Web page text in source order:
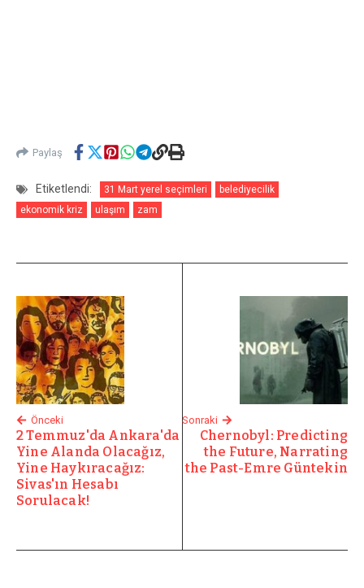
Paylaş
Etiketlendi: 31 Mart yerel seçimleri
belediyecilik
ekonomik kriz
ulaşım zam
Önceki
2 Temmuz'da Ankara'da
Yine Alanda Olacağız,
Yine Haykıracağız:
Sivas'ın Hesabı
Sorulacak!
Sonraki
Chernobyl: Predicting
the Future, Narrating
the Past-Emre Güntekin